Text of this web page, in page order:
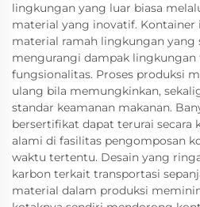
lingkungan yang luar biasa
material yang inovatif.
material ramah lingkungan yang
mengurangi dampak
fungsionalitas. Proses produksi
ulang bila memungkinkan,
standar keamanan makanan.
bersertifikat dapat terurai secara
alami di fasilitas pengomposan
waktu tertentu. Desain yang
karbon terkait transportasi
material dalam produksi